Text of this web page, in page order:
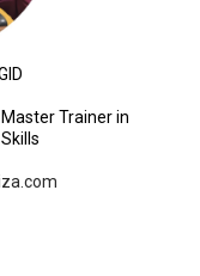
Trainer in